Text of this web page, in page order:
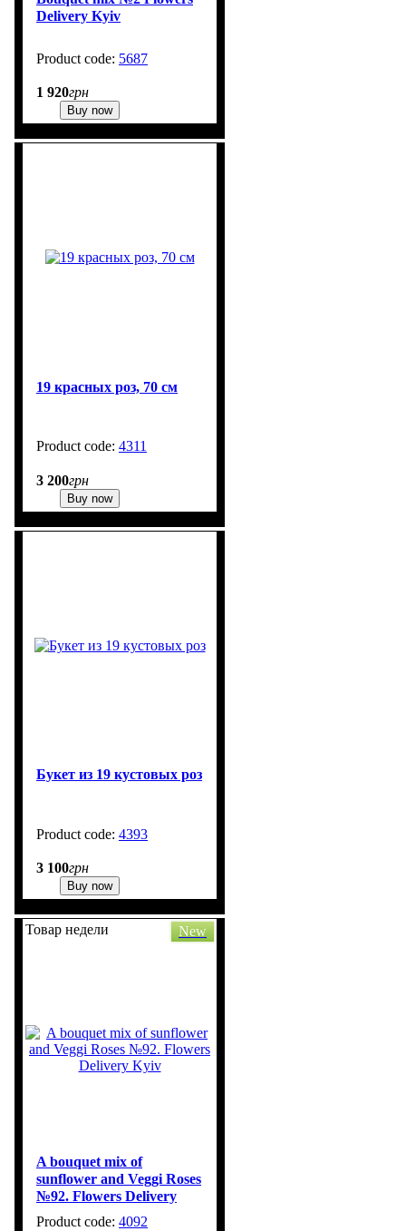
Delivery Kyiv
5687
1 920грн
Buy now
19 красных роз, 70 см
4311
3 200грн
Buy now
Букет из 19 кустовых роз
4393
3 100грн
Buy now
New
Товар недели
A bouquet mix of
sunflower and Veggi Roses
№92. Flowers Delivery
Kyiv
4092